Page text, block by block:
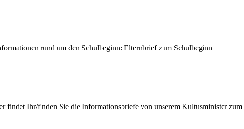
rund um den Schulbeginn: Elternbrief zum Schulbeginn
findet Ihr/finden Sie die Informationsbriefe von unserem Kultusminister